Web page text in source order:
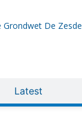
Latest
Grondwet De Zesde